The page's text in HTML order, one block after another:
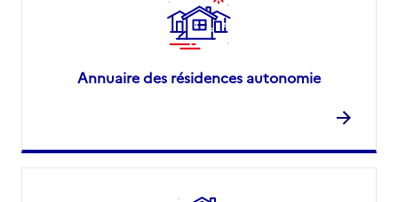
Annuaire des résidences autonomie